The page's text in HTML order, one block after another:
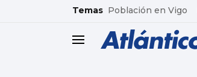
common.go-to-content
Temas Población en Vigo
header.menu.open